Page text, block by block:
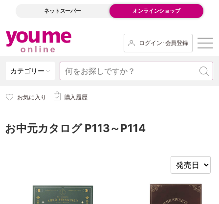
ネットスーパー オンラインショップ
ログイン･会員登録
カテゴリー
お気に入り 購入履歴
お中元カタログ P113～P114